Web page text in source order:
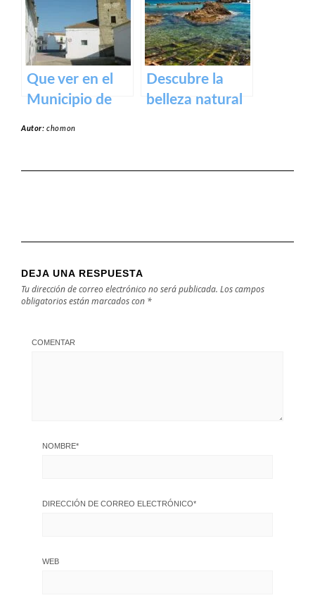
y actividades al
aire libre
Que ver en el
Municipio de
Descubre la
belleza natural
Autor:chomon
DEJA UNA RESPUESTA
Tu dirección de correo electrónico no será publicada. Los campos
obligatorios están marcados con *
COMENTAR
NOMBRE*
DIRECCIÓN DE CORREO ELECTRÓNICO*
WEB